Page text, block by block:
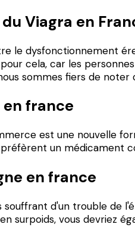
Viagra en
le dysfonctionnement
cela, car les
sommes fiers de
france
est une nouvelle
un médicament
en france
d'un trouble de
surpoids, vous devriez